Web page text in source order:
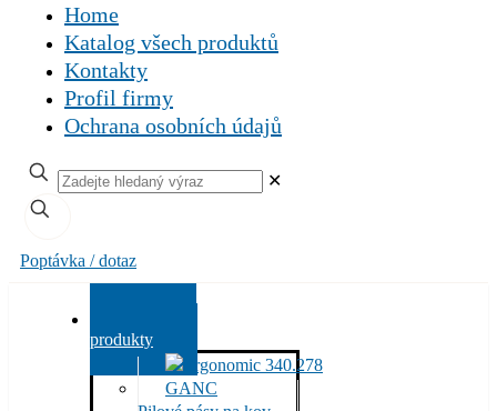
Home
Katalog všech produktů
Kontakty
Profil firmy
Ochrana osobních údajů
✕
Poptávka / dotaz
produkty